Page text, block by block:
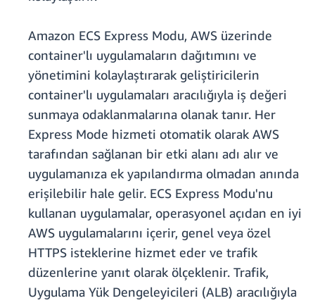
Amazon ECS Express Modu, AWS üzerinde
container'lı uygulamaların dağıtımını ve
yönetimini kolaylaştırarak geliştiricilerin
container'lı uygulamaları aracılığıyla iş değeri
sunmaya odaklanmalarına olanak tanır. Her
Express Mode hizmeti otomatik olarak AWS
tarafından sağlanan bir etki alanı adı alır ve
uygulamanıza ek yapılandırma olmadan anında
erişilebilir hale gelir. ECS Express Modu'nu
kullanan uygulamalar, operasyonel açıdan en iyi
AWS uygulamalarını içerir, genel veya özel
HTTPS isteklerine hizmet eder ve trafik
düzenlerine yanıt olarak ölçeklenir. Trafik,
Uygulama Yük Dengeleyicileri (ALB) aracılığıyla